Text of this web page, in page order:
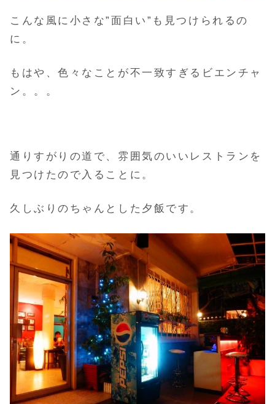
こんな風に小さな”面白い”も見つけられるの
に。
もはや、色々なことが不一致すぎるビエンチャ
ン。。。
通りすがりの道で、雰囲気のいいレストランを
見つけたので入ることに。
久しぶりのちゃんとした夕飯です。